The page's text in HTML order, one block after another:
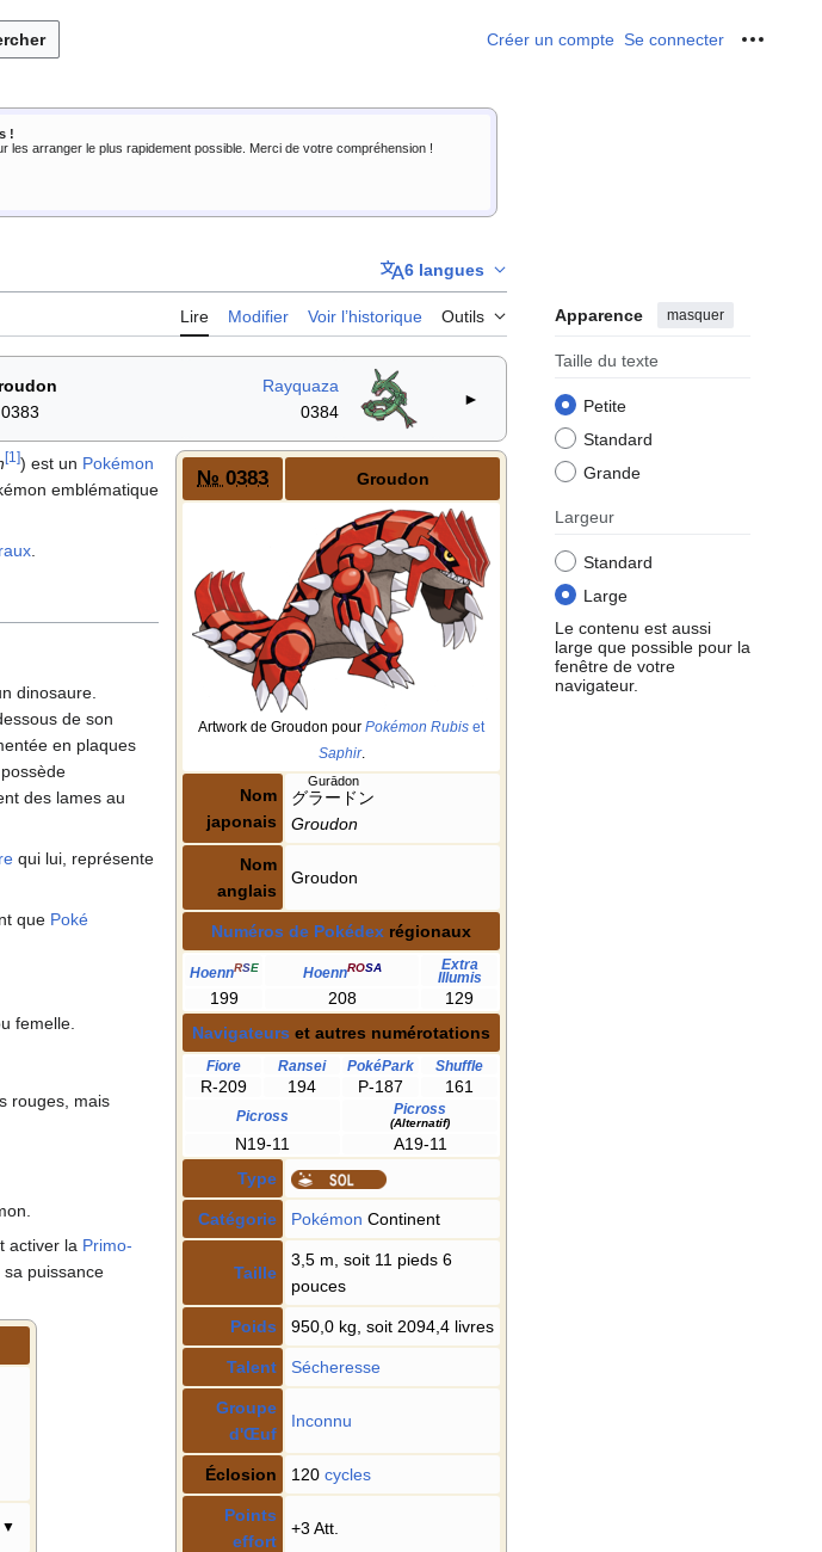
Créer un compte Se connecter Outils
!
les arranger le plus rapidement possible. Merci de votre compréhension !
6 langues
Lire Modifier Voir l’historique Outils Apparence masquer
Taille du texte
Petite
Standard
Grande
Largeur
Standard
Large
Le contenu est aussi
large que possible pour la
fenêtre de votre
navigateur.
0383
Rayquaza
0384
►
№ 0383 Groudon
Artwork de Groudon pour Pokémon Rubis et
Saphir.
Nom
japonais
グラードン
Gurādon
Groudon
Nom
anglais
Groudon
Numéros de Pokédex régionaux
HoennRSE HoennROSA
Extra
Illumis
199 208
129
Navigateurs et autres numérotations
Fiore Ransei PokéPark Shuffle
R-209 194 P-187 161
Picross Picross
(Alternatif)
N19-11
A19-11
Type
Catégorie Pokémon Continent
Taille
3,5 m, soit 11 pieds 6
pouces
Poids 950,0 kg, soit 2094,4 livres
Talent Sécheresse
Groupe
d'Œuf
Inconnu
Éclosion 120 cycles
Points
effort
+3 Att.
[1 ]) est un Pokémon
emblématique
dinosaure.
de son
en plaques
possède
des lames au
qui lui, représente
que Poké
femelle.
rouges, mais
activer la Primo-
puissance
▼